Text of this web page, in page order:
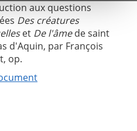
aux questions
Des créatures
et De l'âmede saint
d'Aquin, par François
op.